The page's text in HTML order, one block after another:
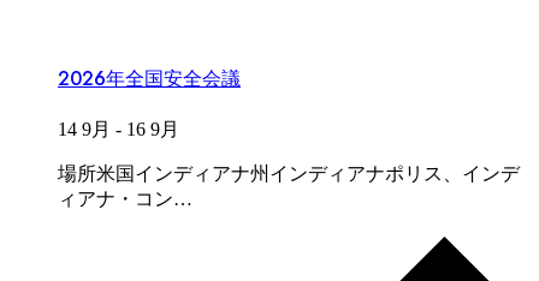
2026年全国安全会議
14 9月 - 16 9月
場所米国インディアナ州インディアナポリス、インデ
ィアナ・コン…